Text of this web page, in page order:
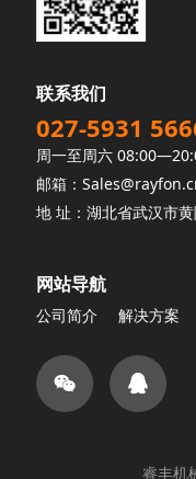
联系我们
027-5931
周一至周六
邮箱：
地 址：湖北省武汉市
网站导航
公司简介 解决方案
睿丰机